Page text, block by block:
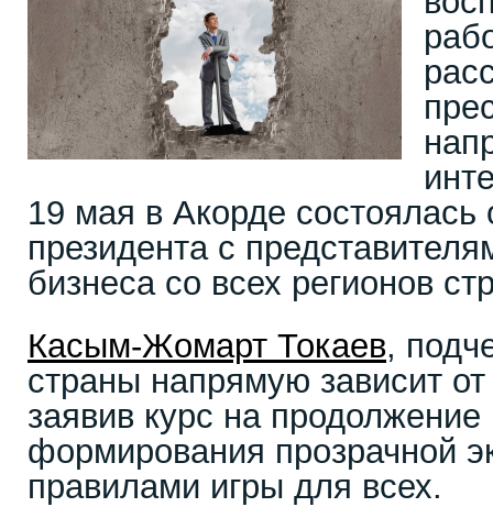
19 мая в Акорде состоялась
президента с
бизнеса со всех регионов
Касым-Жомарт Токаев,
страны напрямую зависит
заявив курс на продолжение
формирования прозрачной
правилами игры для всех.